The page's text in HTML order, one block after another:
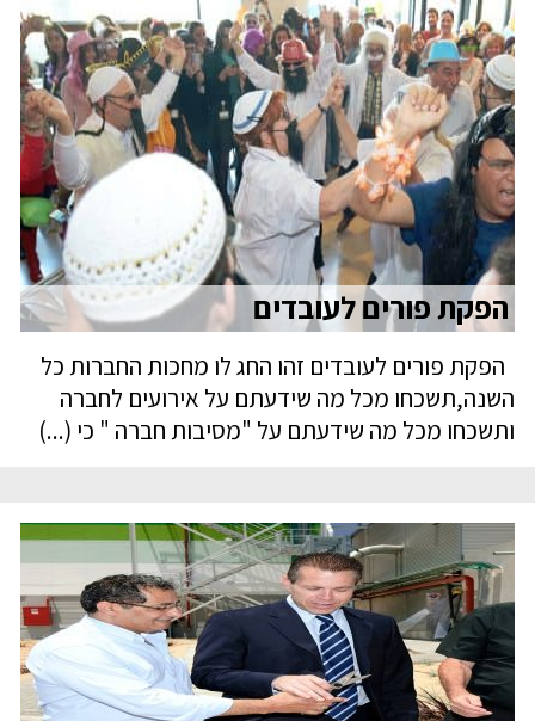
הפקת פורים לעובדים
הפקת פורים לעובדים זהו החג לו מחכות החברות כל
השנה,תשכחו מכל מה שידעתם על אירועים לחברה
ותשכחו מכל מה שידעתם על "מסיבות חברה " כי (...)